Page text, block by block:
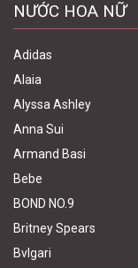
NƯỚC HOA NỮ
Adidas
Alaia
Alyssa Ashley
Anna Sui
Armand Basi
Bebe
BOND NO.9
Britney Spears
Bvlgari